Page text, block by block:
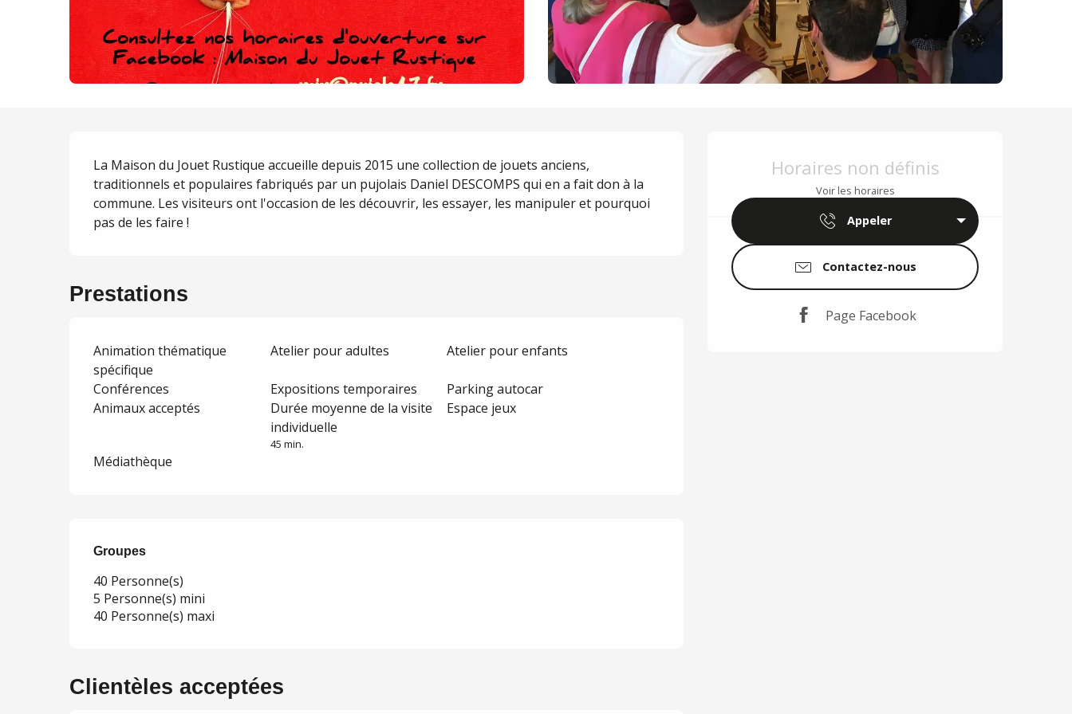
Ouverture et
Horaires non définis
Voir les horaires
Appeler
Contactez-nous
Page Facebook
Description
La Maison du Jouet Rustique accueille depuis 2015 une collection de jouets anciens,
traditionnels et populaires fabriqués par un pujolais Daniel DESCOMPS qui en a fait don à la
commune. Les visiteurs ont l'occasion de les découvrir, les essayer, les manipuler et pourquoi
pas de les faire !
Prestations
Animation thématique
spécifique
Atelier pour adultes Atelier pour enfants
Conférences Expositions temporaires
Parking autocar
Animaux acceptés
Durée moyenne de la visite
individuelle
45 min.
Espace jeux
Médiathèque
Groupes
Groupes
40 Personne(s)
5 Personne(s) mini
40 Personne(s) maxi
Clientèles acceptées